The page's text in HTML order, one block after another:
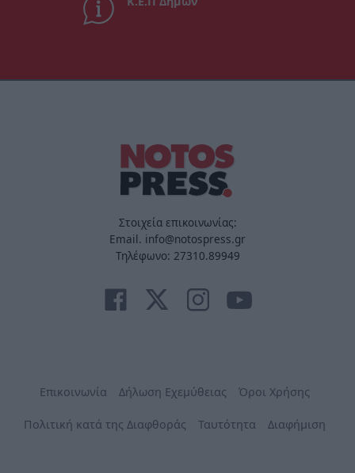
Στοιχεία επικοινωνίας:
Email. info@notospress.gr
Τηλέφωνο: 27310.89949
Επικοινωνία Δήλωση Εχεμύθειας Όροι Χρήσης
Πολιτική κατά της Διαφθοράς Ταυτότητα Διαφήμιση